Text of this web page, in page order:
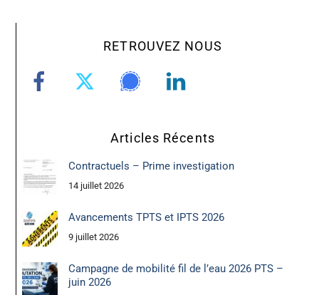
RETROUVEZ NOUS
Articles Récents
Contractuels – Prime investigation
14 juillet 2026
Avancements TPTS et IPTS 2026
9 juillet 2026
Campagne de mobilité fil de l’eau 2026 PTS –
juin 2026